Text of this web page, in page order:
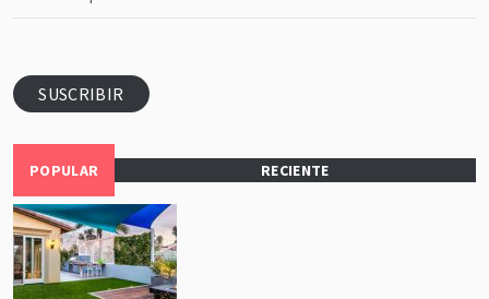
SUSCRIBIR
POPULAR RECIENTE